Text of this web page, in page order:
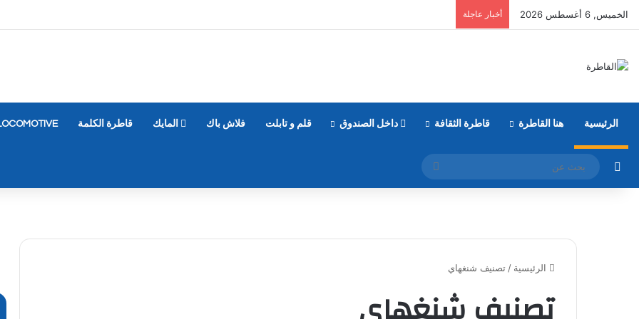
الخميس, 6 أغسطس 2026 أخبار عاجلة
الرئيسية هنا القاطرة قاطرة الثقافة داخل الصندوق قلم و تابلت فلاش باك المايك قاطرة الكلمة
مقال عشوائي
بحث
عن
الرئيسية / تصنيف شنغهاي